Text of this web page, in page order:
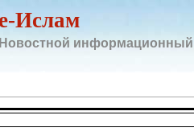
e-Ислам
Новостной информационный